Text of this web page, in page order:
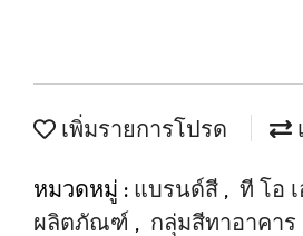
เพิ่มรายการโปรด
หมวดหมู่ : แบรนด์สี , ที โอ
ผลิตภัณฑ์ , กลุ่มสีทาอาคาร